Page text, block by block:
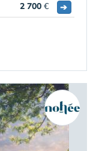
2 700 € ➔